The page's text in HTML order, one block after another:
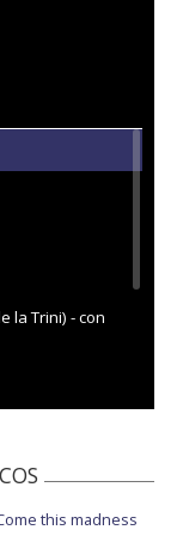
la Trini) - con
this madness